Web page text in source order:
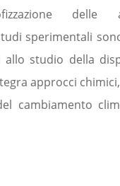
sperimentali
studio della
approcci
cambiamento